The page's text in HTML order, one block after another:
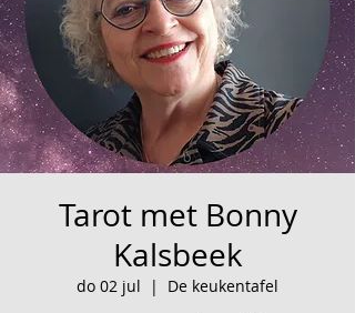
Tarot met Bonny
Kalsbeek
do 02 jul
  |
De keukentafel